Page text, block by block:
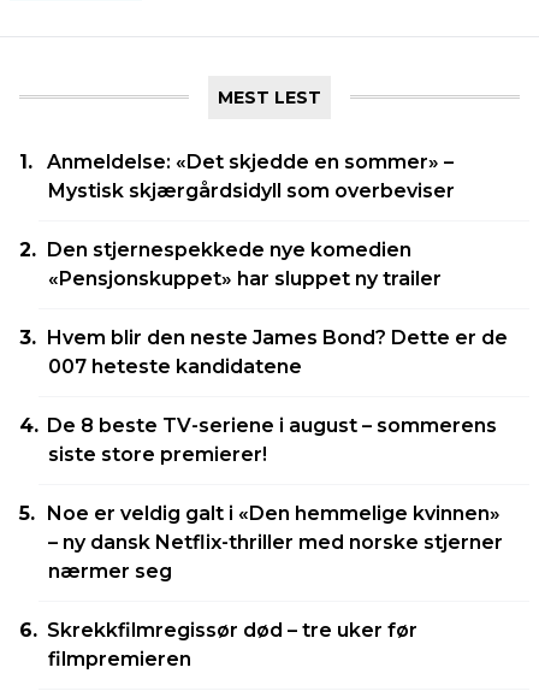
MEST LEST
Anmeldelse: «Det skjedde en sommer» –
Mystisk skjærgårdsidyll som overbeviser
Den stjernespekkede nye komedien
«Pensjonskuppet» har sluppet ny trailer
Hvem blir den neste James Bond? Dette er de
007 heteste kandidatene
De 8 beste TV-seriene i august – sommerens
siste store premierer!
Noe er veldig galt i «Den hemmelige kvinnen»
– ny dansk Netflix-thriller med norske stjerner
nærmer seg
Skrekkfilmregissør død – tre uker før
filmpremieren